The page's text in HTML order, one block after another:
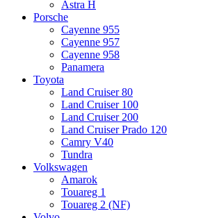
Astra H
Porsche
Cayenne 955
Cayenne 957
Cayenne 958
Panamera
Toyota
Land Cruiser 80
Land Cruiser 100
Land Cruiser 200
Land Cruiser Prado 120
Camry V40
Tundra
Volkswagen
Amarok
Touareg 1
Touareg 2 (NF)